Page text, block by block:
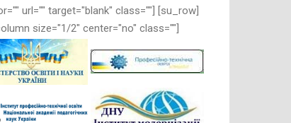
url="" target="blank" class=""] [su_row]
size="1/2" center="no" class=""]